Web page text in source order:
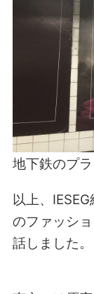
地下鉄のプ
以上、
のファッシ
話しました。